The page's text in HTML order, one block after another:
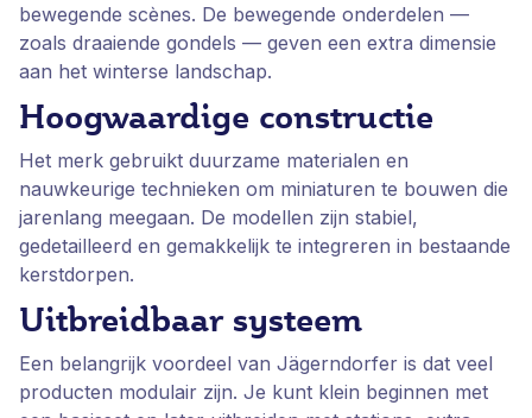
bewegende scènes. De bewegende onderdelen —
zoals draaiende gondels — geven een extra dimensie
aan het winterse landschap.
Hoogwaardige constructie
Het merk gebruikt duurzame materialen en
nauwkeurige technieken om miniaturen te bouwen die
jarenlang meegaan. De modellen zijn stabiel,
gedetailleerd en gemakkelijk te integreren in bestaande
kerstdorpen.
Uitbreidbaar systeem
Een belangrijk voordeel van Jägerndorfer is dat veel
producten modulair zijn. Je kunt klein beginnen met